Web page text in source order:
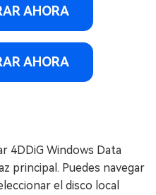
AHORA
AHORA
4DDiG Windows Data
principal. Puedes navegar
el disco local